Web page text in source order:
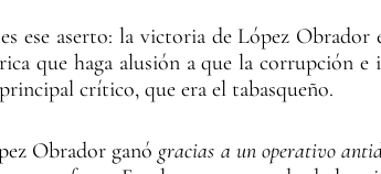
ese aserto: la victoria de López
que haga alusión a que la corrupción
crítico, que era el tabasqueño.
Obrador ganó gracias a un operativo